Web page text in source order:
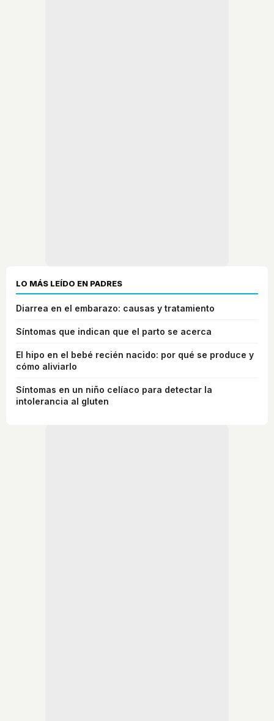
LO MÁS LEÍDO EN PADRES
Diarrea en el embarazo: causas y tratamiento
Síntomas que indican que el parto se acerca
El hipo en el bebé recién nacido: por qué se produce y
cómo aliviarlo
Síntomas en un niño celíaco para detectar la
intolerancia al gluten